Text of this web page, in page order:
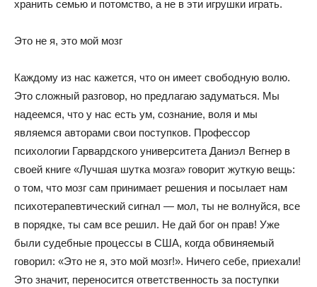
хранить семью и потомство, а не в эти игрушки играть.
Это не я, это мой мозг
Каждому из нас кажется, что он имеет свободную волю.
Это сложный разговор, но предлагаю задуматься. Мы
надеемся, что у нас есть ум, сознание, воля и мы
являемся авторами свои поступков. Профессор
психологии Гарвардского университета Даниэл Вегнер в
своей книге «Лучшая шутка мозга» говорит жуткую вещь:
о том, что мозг сам принимает решения и посылает нам
психотерапевтический сигнал — мол, ты не волнуйся, все
в порядке, ты сам все решил. Не дай бог он прав! Уже
были судебные процессы в США, когда обвиняемый
говорил: «Это не я, это мой мозг!». Ничего себе, приехали!
Это значит, переносится ответственность за поступки